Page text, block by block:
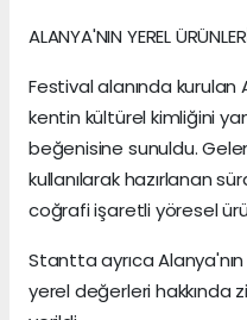
ALANYA'NIN YEREL
Festival alanında kurulan
kentin kültürel kimliğini
beğenisine sunuldu.
kullanılarak hazırlanan
coğrafi işaretli yöresel
Stantta ayrıca
yerel değerleri hakkında